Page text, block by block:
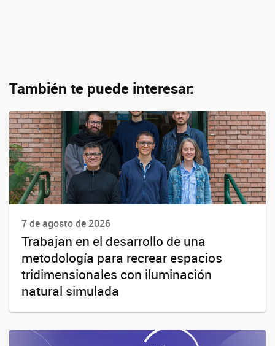
También te puede interesar:
7 de agosto de 2026
Trabajan en el desarrollo de una
metodología para recrear espacios
tridimensionales con iluminación
natural simulada